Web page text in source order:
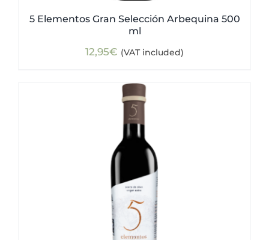
5 Elementos Gran Selección Arbequina 500
ml
12,95€ (VAT included)